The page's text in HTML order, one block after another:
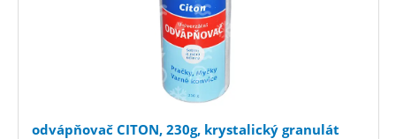
odvápňovač CITON, 230g, krystalický granulát